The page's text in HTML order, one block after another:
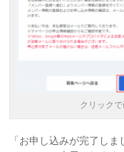
クリック
「お申し込みが完了し